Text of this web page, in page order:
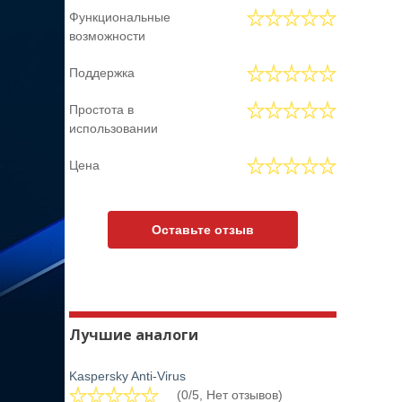
Функциональные
возможности
Поддержка
Простота в
использовании
Цена
Оставьте отзыв
Лучшие аналоги
Kaspersky Anti-Virus
(0/5, Нет отзывов)